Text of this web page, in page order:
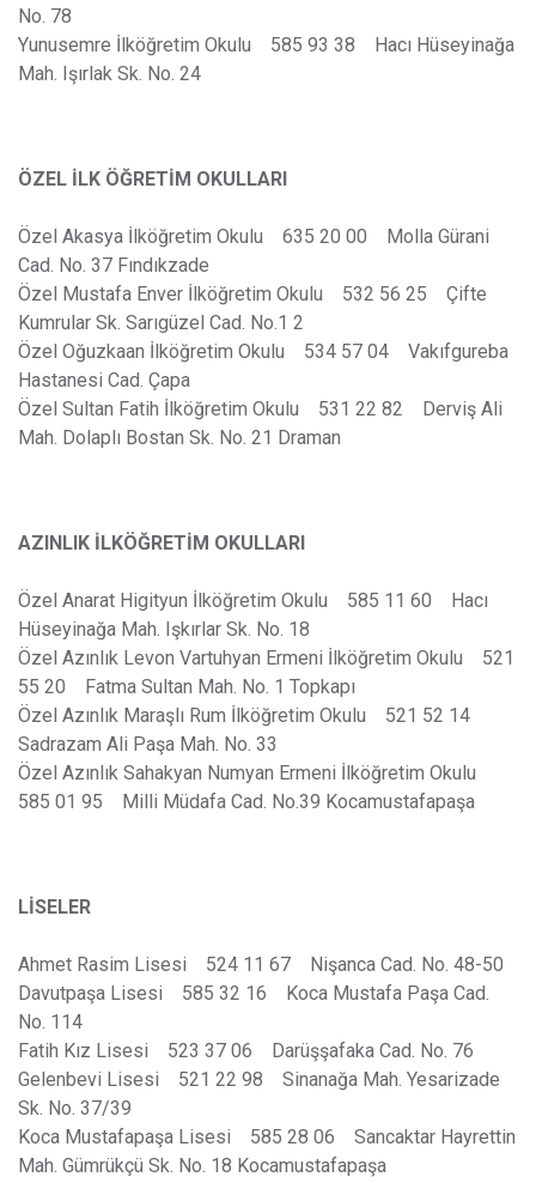
No. 78
Yunusemre İlköğretim Okulu 585 93 38 Hacı Hüseyinağa
Mah. Işırlak Sk. No. 24
ÖZEL İLK ÖĞRETİM OKULLARI
Özel Akasya İlköğretim Okulu 635 20 00 Molla Gürani
Cad. No. 37 Fındıkzade
Özel Mustafa Enver İlköğretim Okulu 532 56 25 Çifte
Kumrular Sk. Sarıgüzel Cad. No.1 2
Özel Oğuzkaan İlköğretim Okulu 534 57 04 Vakıfgureba
Hastanesi Cad. Çapa
Özel Sultan Fatih İlköğretim Okulu 531 22 82 Derviş Ali
Mah. Dolaplı Bostan Sk. No. 21 Draman
AZINLIK İLKÖĞRETİM OKULLARI
Özel Anarat Higityun İlköğretim Okulu 585 11 60 Hacı
Hüseyinağa Mah. Işkırlar Sk. No. 18
Özel Azınlık Levon Vartuhyan Ermeni İlköğretim Okulu 521
55 20 Fatma Sultan Mah. No. 1 Topkapı
Özel Azınlık Maraşlı Rum İlköğretim Okulu 521 52 14
Sadrazam Ali Paşa Mah. No. 33
Özel Azınlık Sahakyan Numyan Ermeni İlköğretim Okulu
585 01 95 Milli Müdafa Cad. No.39 Kocamustafapaşa
LİSELER
Ahmet Rasim Lisesi 524 11 67 Nişanca Cad. No. 48-50
Davutpaşa Lisesi 585 32 16 Koca Mustafa Paşa Cad.
No. 114
Fatih Kız Lisesi 523 37 06 Darüşşafaka Cad. No. 76
Gelenbevi Lisesi 521 22 98 Sinanağa Mah. Yesarizade
Sk. No. 37/39
Koca Mustafapaşa Lisesi 585 28 06 Sancaktar Hayrettin
Mah. Gümrükçü Sk. No. 18 Kocamustafapaşa